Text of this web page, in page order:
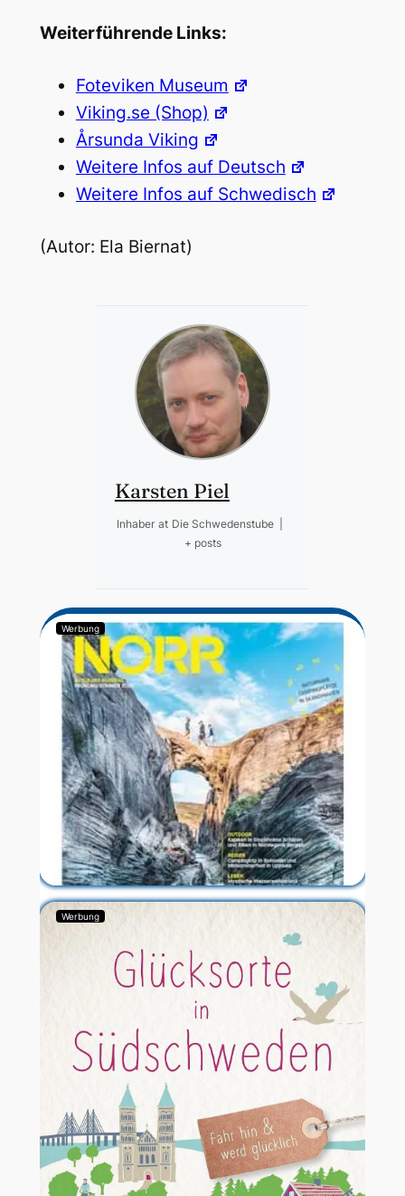
Weiterführende Links:
Foteviken Museum
Viking.se (Shop)
Årsunda Viking
Weitere Infos auf Deutsch
Weitere Infos auf Schwedisch
(Autor: Ela Biernat)
Karsten Piel
Inhaber at Die Schwedenstube
+ posts
Werbung
Werbung